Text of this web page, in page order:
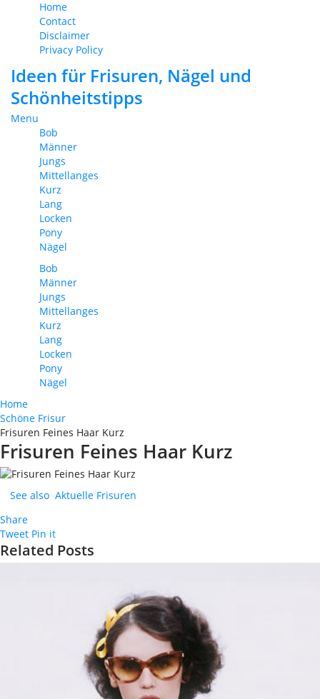
Home
Contact
Disclaimer
Privacy Policy
Ideen für Frisuren, Nägel und
Schönheitstipps
Menu
Bob
Männer
Jungs
Mittellanges
Kurz
Lang
Locken
Pony
Nägel
Bob
Männer
Jungs
Mittellanges
Kurz
Lang
Locken
Pony
Nägel
Home
Schöne Frisur
Frisuren Feines Haar Kurz
Frisuren Feines Haar Kurz
See also Aktuelle Frisuren
Share
Tweet Pin it
Related Posts